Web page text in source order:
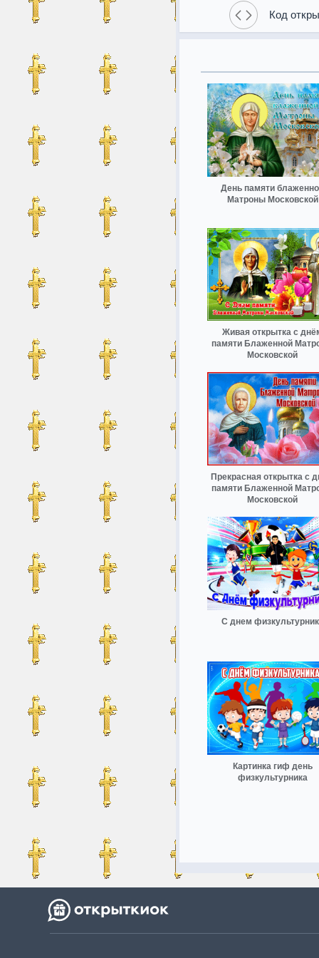
Код
День памяти
Матроны Московской
Живая открытка с
памяти Блаженной
Московской
Прекрасная открытка с
памяти Блаженной
Московской
С днем
Картинка гиф день
физкультурника